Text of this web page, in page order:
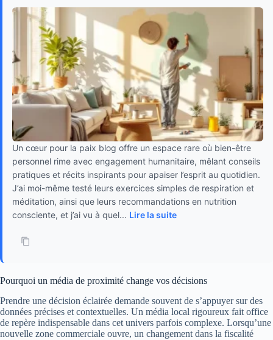
Un cœur pour la paix blog offre un espace rare où bien-être
personnel rime avec engagement humanitaire, mêlant conseils
pratiques et récits inspirants pour apaiser l’esprit au quotidien.
J’ai moi-même testé leurs exercices simples de respiration et
méditation, ainsi que leurs recommandations en nutrition
consciente, et j’ai vu à quel... Lire la suite
Pourquoi un média de proximité change vos décisions
Prendre une décision éclairée demande souvent de s’appuyer sur des
données précises et contextuelles. Un média local rigoureux fait office
de repère indispensable dans cet univers parfois complexe. Lorsqu’une
nouvelle zone commerciale ouvre, un changement dans la fiscalité